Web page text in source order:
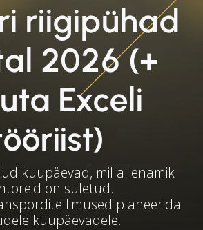
riigipühad
2026 (+
Exceli
kuupäevad, millal enamik
on suletud.
planeerida
kuupäevadele.